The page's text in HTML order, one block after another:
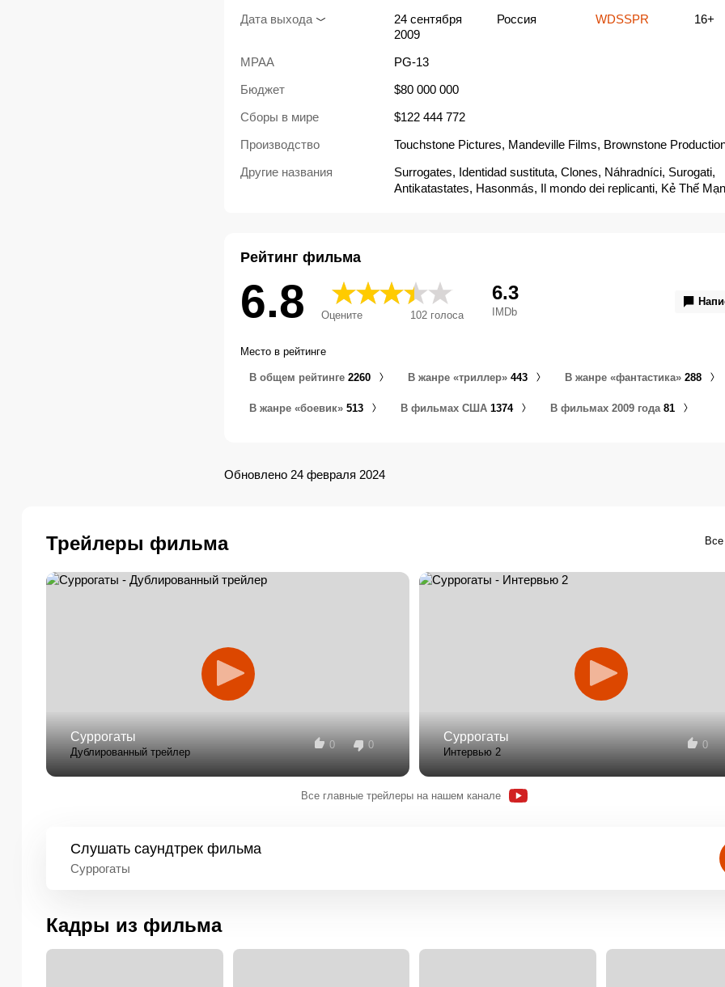
Дата выхода
24 сентября
2009
Россия WDSSPR 16+
MPAA
PG-13
Бюджет
$80 000 000
Сборы в мире
$122 444 772
Производство
Touchstone Pictures, Mandeville Films, Brownstone
Другие названия
Surrogates, Identidad sustituta, Clones, Náhradníci, Surogati,
Antikatastates, Hasonmás, Il mondo dei replicanti, Kẻ Thế
Рейтинг фильма
6.8 Оцените 102голоса
6.3
IMDb
Место в рейтинге
В общем рейтинге 2260 В жанре «триллер» 443 В жанре «фантастика» 288
В жанре «боевик» 513 В фильмах США 1374 В фильмах 2009 года 81
Обновлено 24 февраля 2024
Трейлеры фильма
Суррогаты
Дублированный трейлер
0 0
Суррогаты
Интервью 2
0
Все главные трейлеры на нашем канале
Слушать саундтрек фильма
Суррогаты
Кадры из фильма